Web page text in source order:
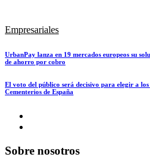
Empresariales
UrbanPay lanza en 19 mercados europeos su
de ahorro por cobro
El voto del público será decisivo para elegir a
Cementerios de España
Sobre nosotros